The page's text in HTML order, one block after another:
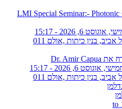
LMI Special Seminar:- Photonic
אוגוסט 6, 2026 - 15:17
בנין כיתות ,אולם 011
אוגוסט 6, 2026 - 15:17
בנין כיתות ,אולם 011